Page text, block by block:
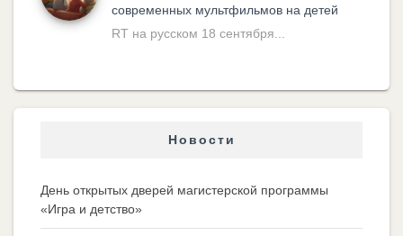
современных мультфильмов на детей
RT на русском 18 сентября...
Новости
День открытых дверей магистерской программы
«Игра и детство»